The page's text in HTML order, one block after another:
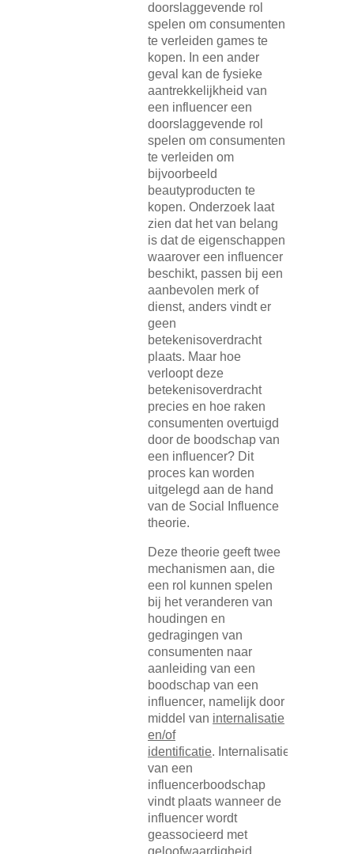
doorslaggevende rol
spelen om consumenten
te verleiden games te
kopen. In een ander
geval kan de fysieke
aantrekkelijkheid van
een influencer een
doorslaggevende rol
spelen om consumenten
te verleiden om
bijvoorbeeld
beautyproducten te
kopen. Onderzoek laat
zien dat het van belang
is dat de eigenschappen
waarover een influencer
beschikt, passen bij een
aanbevolen merk of
dienst, anders vindt er
geen
betekenisoverdracht
plaats. Maar hoe
verloopt deze
betekenisoverdracht
precies en hoe raken
consumenten overtuigd
door de boodschap van
een influencer? Dit
proces kan worden
uitgelegd aan de hand
van de Social Influence
theorie.
Deze theorie geeft twee
mechanismen aan, die
een rol kunnen spelen
bij het veranderen van
houdingen en
gedragingen van
consumenten naar
aanleiding van een
boodschap van een
influencer, namelijk door
middel van internalisatie
en/of
identificatie. Internalisatie
van een
influencerboodschap
vindt plaats wanneer de
influencer wordt
geassocieerd met
geloofwaardigheid.